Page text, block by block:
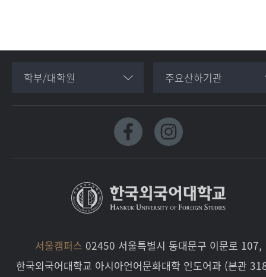
학부/대학원 주요산하기관
서울캠퍼스 02450 서울특별시 동대문구 이문로 107,
한국외국어대학교 아시아언어문화대학 인도어과 (본관